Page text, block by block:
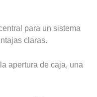
para un sistema
claras.
apertura de caja, una